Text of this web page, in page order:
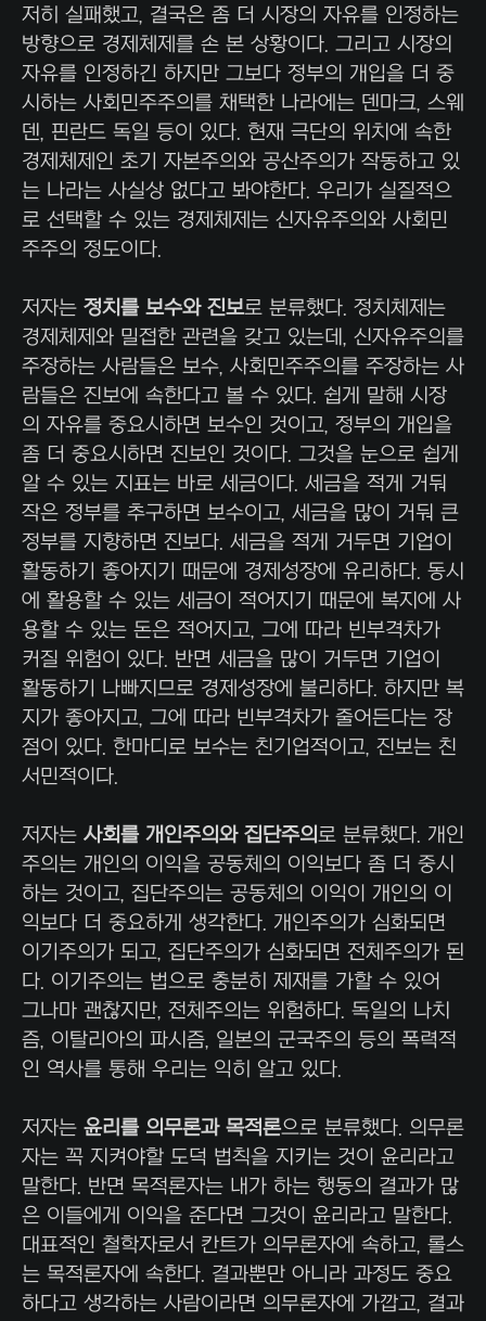
저히 실패했고, 결국은 좀 더 시장의 자유를 인정하는
방향으로 경제체제를 손 본 상황이다. 그리고 시장의
자유를 인정하긴 하지만 그보다 정부의 개입을 더 중
시하는 사회민주주의를 채택한 나라에는 덴마크, 스웨
덴, 핀란드 독일 등이 있다. 현재 극단의 위치에 속한
경제체제인 초기 자본주의와 공산주의가 작동하고 있
는 나라는 사실상 없다고 봐야한다. 우리가 실질적으
로 선택할 수 있는 경제체제는 신자유주의와 사회민
주주의 정도이다.
저자는 정치를 보수와 진보로 분류했다. 정치체제는
경제체제와 밀접한 관련을 갖고 있는데, 신자유주의를
주장하는 사람들은 보수, 사회민주주의를 주장하는 사
람들은 진보에 속한다고 볼 수 있다. 쉽게 말해 시장
의 자유를 중요시하면 보수인 것이고, 정부의 개입을
좀 더 중요시하면 진보인 것이다. 그것을 눈으로 쉽게
알 수 있는 지표는 바로 세금이다. 세금을 적게 거둬
작은 정부를 추구하면 보수이고, 세금을 많이 거둬 큰
정부를 지향하면 진보다. 세금을 적게 거두면 기업이
활동하기 좋아지기 때문에 경제성장에 유리하다. 동시
에 활용할 수 있는 세금이 적어지기 때문에 복지에 사
용할 수 있는 돈은 적어지고, 그에 따라 빈부격차가
커질 위험이 있다. 반면 세금을 많이 거두면 기업이
활동하기 나빠지므로 경제성장에 불리하다. 하지만 복
지가 좋아지고, 그에 따라 빈부격차가 줄어든다는 장
점이 있다. 한마디로 보수는 친기업적이고, 진보는 친
서민적이다.
저자는 사회를 개인주의와 집단주의로 분류했다. 개인
주의는 개인의 이익을 공동체의 이익보다 좀 더 중시
하는 것이고, 집단주의는 공동체의 이익이 개인의 이
익보다 더 중요하게 생각한다. 개인주의가 심화되면
이기주의가 되고, 집단주의가 심화되면 전체주의가 된
다. 이기주의는 법으로 충분히 제재를 가할 수 있어
그나마 괜찮지만, 전체주의는 위험하다. 독일의 나치
즘, 이탈리아의 파시즘, 일본의 군국주의 등의 폭력적
인 역사를 통해 우리는 익히 알고 있다.
저자는 윤리를 의무론과 목적론으로 분류했다. 의무론
자는 꼭 지켜야할 도덕 법칙을 지키는 것이 윤리라고
말한다. 반면 목적론자는 내가 하는 행동의 결과가 많
은 이들에게 이익을 준다면 그것이 윤리라고 말한다.
대표적인 철학자로서 칸트가 의무론자에 속하고, 롤스
는 목적론자에 속한다. 결과뿐만 아니라 과정도 중요
하다고 생각하는 사람이라면 의무론자에 가깝고, 결과